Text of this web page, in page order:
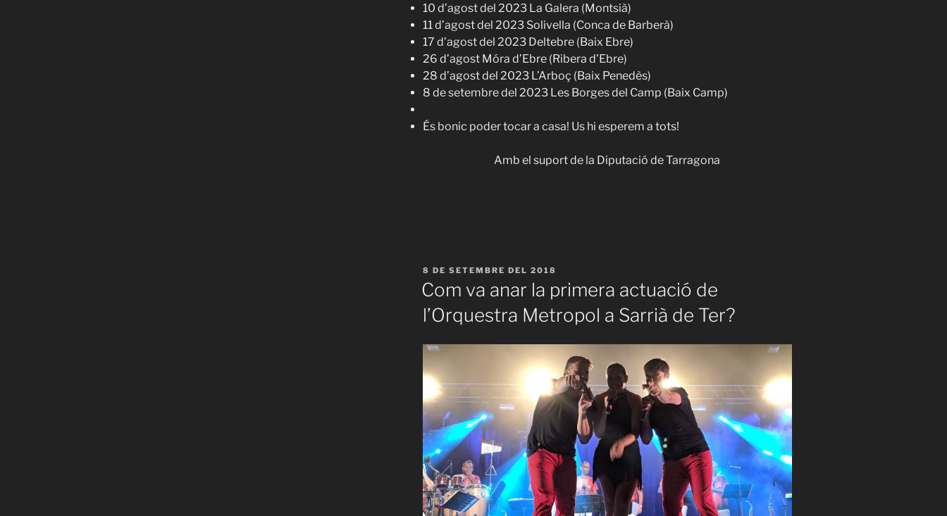
10 d’agost del 2023 La Galera (Montsià)
11 d’agost del 2023 Solivella (Conca de Barberà)
17 d’agost del 2023 Deltebre (Baix Ebre)
26 d’agost Móra d’Ebre (Ribera d’Ebre)
28 d’agost del 2023 L’Arboç (Baix Penedès)
8 de setembre del 2023 Les Borges del Camp (Baix Camp)
És bonic poder tocar a casa! Us hi esperem a tots!
Amb el suport de la Diputació de Tarragona
PUBLICAT
A
8 DE SETEMBRE DEL 2018
Com va anar la primera actuació de
l’Orquestra Metropol a Sarrià de Ter?